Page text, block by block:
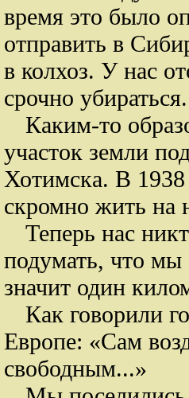
время это было
отправить в
в колхоз. У нас
срочно
Каким-то
участок земли
Хотимска. В 1938
скромно жить на
Теперь нас
подумать, что мы
значит один
Как говорили
Европе: «Сам
свободным...»